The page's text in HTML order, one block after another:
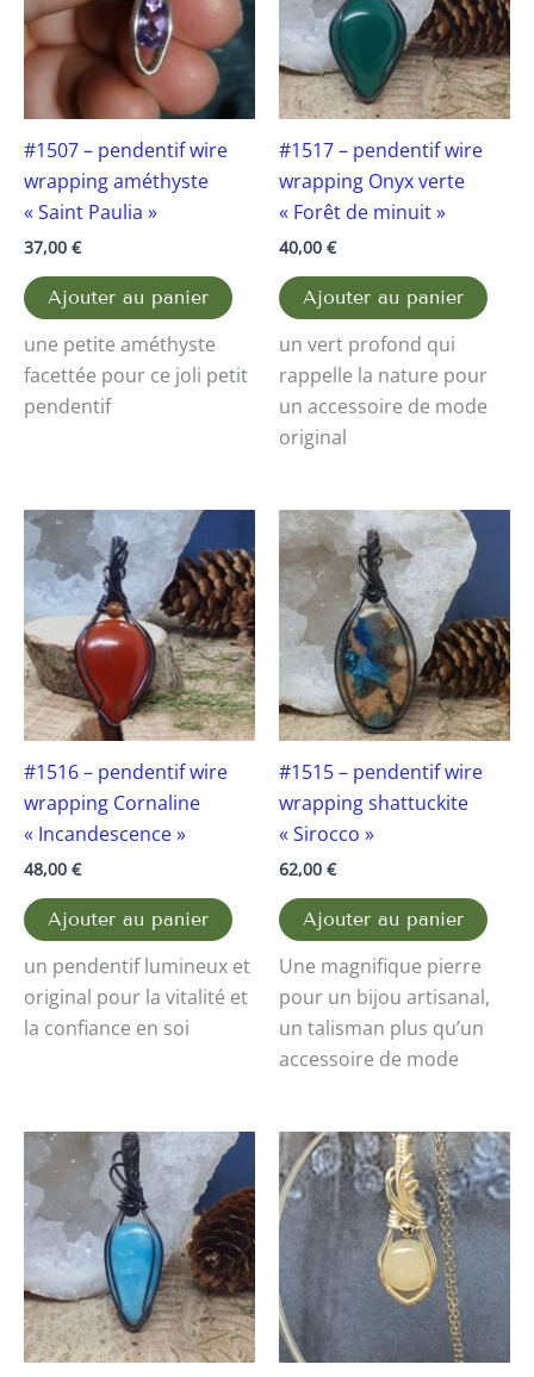
#1507 – pendentif wire
wrapping améthyste
« Saint Paulia »
37,00 €
Ajouter au panier
une petite améthyste
facettée pour ce joli petit
pendentif
#1517 – pendentif wire
wrapping Onyx verte
« Forêt de minuit »
40,00 €
Ajouter au panier
un vert profond qui
rappelle la nature pour
un accessoire de mode
original
#1516 – pendentif wire
wrapping Cornaline
« Incandescence »
48,00 €
Ajouter au panier
un pendentif lumineux et
original pour la vitalité et
la confiance en soi
#1515 – pendentif wire
wrapping shattuckite
« Sirocco »
62,00 €
Ajouter au panier
Une magnifique pierre
pour un bijou artisanal,
un talisman plus qu’un
accessoire de mode